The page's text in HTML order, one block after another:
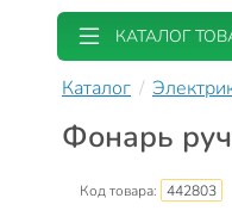
КАТАЛОГ
Каталог
Фонарь
Код товара: 442803